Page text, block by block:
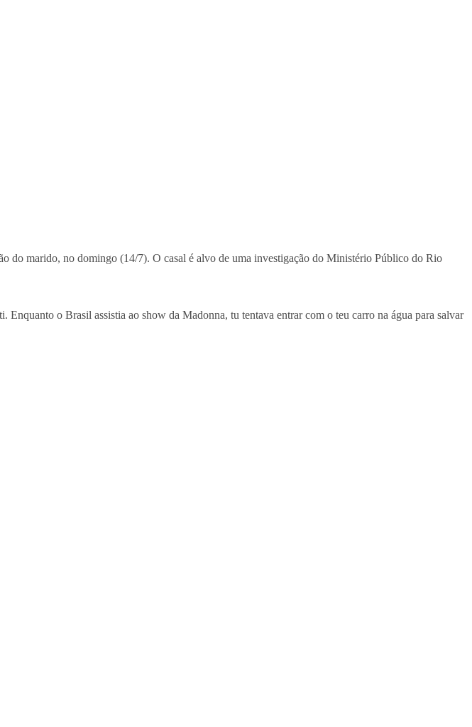
do marido, no domingo (14/7). O casal é alvo de uma investigação do Ministério Público do Rio
o Brasil assistia ao show da Madonna, tu tentava entrar com o teu carro na água para salvar